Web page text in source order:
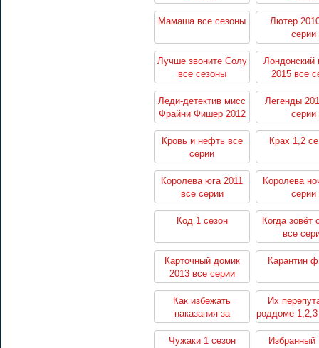
Мамаша все сезоны
Лютер
серии
Лучше звоните Солу
все сезоны
Лондонский
2015 все
Леди-детектив мисс
Фрайни Фишер 2012
все серии
Легенды
серии
Кровь и нефть все
серии
Крах 1,2
Королева юга 2011
все серии
Королева
серии
Код 1 сезон
Когда зовёт
все
Карточный домик
2013 все серии
Карантин
Как избежать
наказания за
убийство 1,2 сезоны
Их
роддоме
Чужаки 1 сезон
Избранный